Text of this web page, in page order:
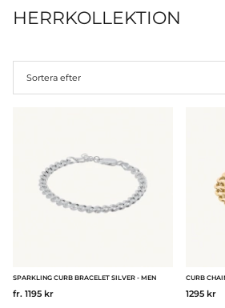
HERRKOLLEKTION
Sortera efter
SPARKLING CURB BRACELET SILVER - MEN
fr. 1195 kr
CURB
1295 kr